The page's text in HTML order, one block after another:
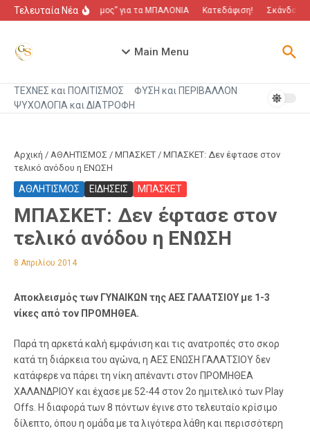
Μετάβαση στο περιεχόμενο
Τελευταία Νέα“Πόλεμος” για τα ΜΠΑΛΟΝΙΑ Κατεδάφιση! Σκάνδαλο
Main Menu
ΤΕΧΝΕΣ και ΠΟΛΙΤΙΣΜΟΣ
ΦΥΣΗ και ΠΕΡΙΒΑΛΛΟΝ
ΨΥΧΟΛΟΓΙΑ και ΔΙΑΤΡΟΦΗ
Αρχική / ΑΘΛΗΤΙΣΜΟΣ / ΜΠΑΣΚΕΤ / ΜΠΑΣΚΕΤ: Δεν έφτασε στον
τελικό ανόδου η ΕΝΩΣΗ
ΑΘΛΗΤΙΣΜΟΣ ΕΙΔΗΣΕΙΣ ΜΠΑΣΚΕΤ
ΜΠΑΣΚΕΤ: Δεν έφτασε στον
τελικό ανόδου η ΕΝΩΣΗ
8 Απριλίου 2014
Αποκλεισμός των ΓΥΝΑΙΚΩΝ της ΑΕΣ ΓΑΛΑΤΣΙΟΥ με 1-3
νίκες από τον ΠΡΟΜΗΘΕΑ.
Παρά τη αρκετά καλή εμφάνιση και τις ανατροπές στο σκορ
κατά τη διάρκεια του αγώνα, η ΑΕΣ ΕΝΩΣΗ ΓΑΛΑΤΣΙΟΥ δεν
κατάφερε να πάρει τη νίκη απέναντι στον ΠΡΟΜΗΘΕΑ
ΧΑΛΑΝΔΡΙΟΥ και έχασε με 52-44 στον 2ο ημιτελικό των Play
Offs. H διαφορά των 8 πόντων έγινε στο τελευταίο κρίσιμο
δίλεπτο, όπου η ομάδα με τα λιγότερα λάθη και περισσότερη